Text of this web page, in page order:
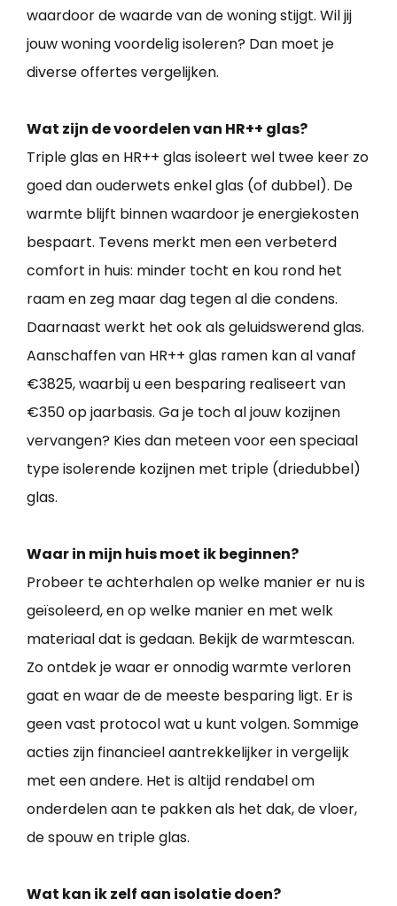
waardoor de waarde van de woning stijgt. Wil jij
jouw woning voordelig isoleren? Dan moet je
diverse offertes vergelijken.
Wat zijn de voordelen van HR++ glas?
Triple glas en HR++ glas isoleert wel twee keer zo
goed dan ouderwets enkel glas (of dubbel). De
warmte blijft binnen waardoor je energiekosten
bespaart. Tevens merkt men een verbeterd
comfort in huis: minder tocht en kou rond het
raam en zeg maar dag tegen al die condens.
Daarnaast werkt het ook als geluidswerend glas.
Aanschaffen van HR++ glas ramen kan al vanaf
€3825, waarbij u een besparing realiseert van
€350 op jaarbasis. Ga je toch al jouw kozijnen
vervangen? Kies dan meteen voor een speciaal
type isolerende kozijnen met triple (driedubbel)
glas.
Waar in mijn huis moet ik beginnen?
Probeer te achterhalen op welke manier er nu is
geïsoleerd, en op welke manier en met welk
materiaal dat is gedaan. Bekijk de warmtescan.
Zo ontdek je waar er onnodig warmte verloren
gaat en waar de de meeste besparing ligt. Er is
geen vast protocol wat u kunt volgen. Sommige
acties zijn financieel aantrekkelijker in vergelijk
met een andere. Het is altijd rendabel om
onderdelen aan te pakken als het dak, de vloer,
de spouw en triple glas.
Wat kan ik zelf aan isolatie doen?